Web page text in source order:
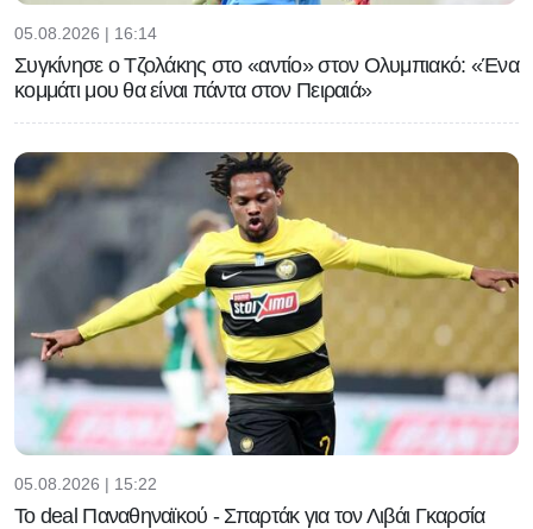
05.08.2026 | 16:14
Συγκίνησε ο Τζολάκης στο «αντίο» στον Ολυμπιακό: «Ένα
κομμάτι μου θα είναι πάντα στον Πειραιά»
05.08.2026 | 15:22
Το deal Παναθηναϊκού - Σπαρτάκ για τον Λιβάι Γκαρσία